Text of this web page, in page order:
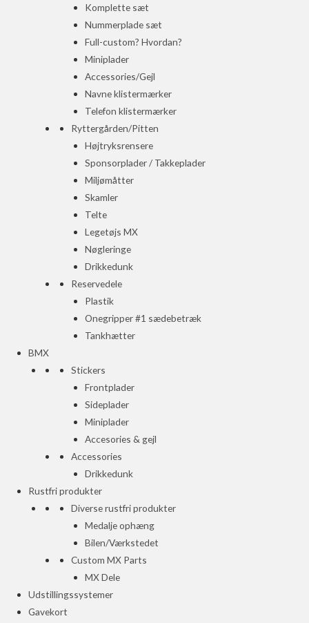
Komplette sæt
Nummerplade sæt
Full-custom? Hvordan?
Miniplader
Accessories/Gejl
Navne klistermærker
Telefon klistermærker
Ryttergården/Pitten
Højtryksrensere
Sponsorplader / Takkeplader
Miljømåtter
Skamler
Telte
Legetøjs MX
Nøgleringe
Drikkedunk
Reservedele
Plastik
Onegripper #1 sædebetræk
Tankhætter
BMX
Stickers
Frontplader
Sideplader
Miniplader
Accesories & gejl
Accessories
Drikkedunk
Rustfri produkter
Diverse rustfri produkter
Medalje ophæng
Bilen/Værkstedet
Custom MX Parts
MX Dele
Udstillingssystemer
Gavekort